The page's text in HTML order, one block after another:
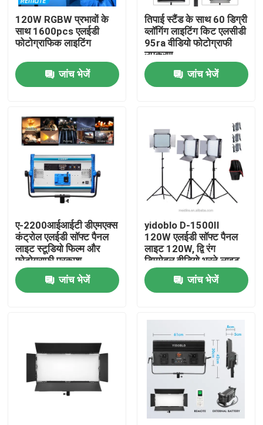
घर
उत्पाद
वीडियो
हमारे बारे में
कारखाने का दौरा
गुणवत्ता नियंत्रण
समाचार
मामले
120W RGBW प्रभावों के
साथ 1600pcs एलईडी
फोटोग्राफिक लाइटिंग
जांच भेजें
तिपाई स्टैंड के साथ 60 डिग्री
व्लॉगिंग लाइटिंग किट एलसीडी
95ra वीडियो फोटोग्राफी
उपकरण
जांच भेजें
ए-2200आईआईटी डीएमएक्स
कंट्रोल एलईडी सॉफ्ट पैनल
लाइट स्टूडियो फिल्म और
फोटोग्राफी प्रकाश
आवश्यकताओं के लिए 12
प्रभावों के साथजांच भेजें
yidoblo D-1500II
120W एलईडी सॉफ्ट पैनल
लाइट 120W, द्वि रंग
डिममेबल वीडियो भरने लाइट
जांच भेजें